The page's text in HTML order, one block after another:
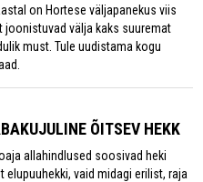
on Hortese väljapanekus viis
välja kaks suuremat
must. Tule uudistama kogu
ÕITSEV HEKK
allahindlused soosivad heki
vaid midagi erilist, raja